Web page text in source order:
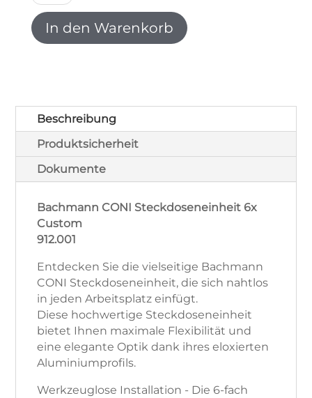
Steckdoseneinheit
6x
Custom
In den Warenkorb
Beschreibung
Produktsicherheit
Dokumente
Bachmann CONI Steckdoseneinheit 6x
Custom
912.001
Entdecken Sie die vielseitige Bachmann
CONI Steckdoseneinheit, die sich nahtlos
in jeden Arbeitsplatz einfügt.
Diese hochwertige Steckdoseneinheit
bietet Ihnen maximale Flexibilität und
eine elegante Optik dank ihres eloxierten
Aluminiumprofils.
Werkzeuglose Installation - Die 6-fach